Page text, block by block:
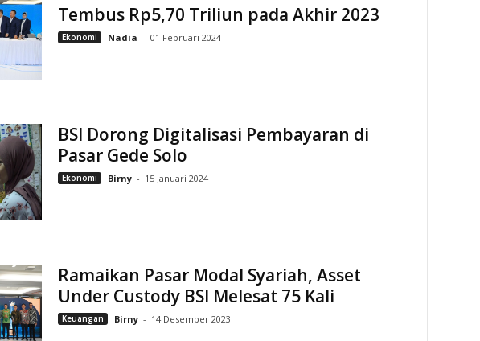
Tembus Rp5,70 Triliun pada Akhir 2023
Ekonomi Nadia - 01 Februari 2024
BSI Dorong Digitalisasi Pembayaran di
Pasar Gede Solo
Ekonomi Birny - 15 Januari 2024
Ramaikan Pasar Modal Syariah, Asset
Under Custody BSI Melesat 75 Kali
Keuangan Birny - 14 Desember 2023